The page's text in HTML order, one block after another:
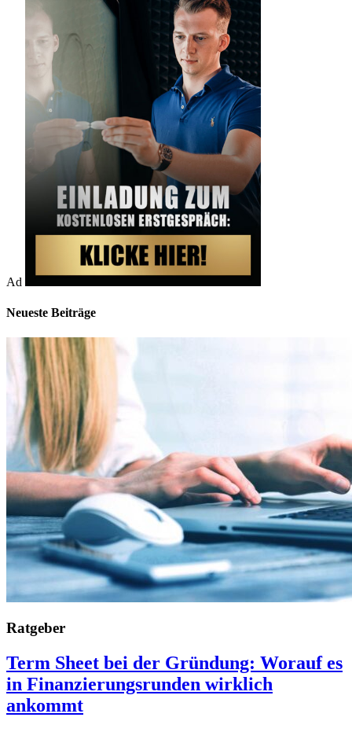
Ad
Neueste Beiträge
Ratgeber
Term Sheet bei der Gründung: Worauf es
in Finanzierungsrunden wirklich
ankommt